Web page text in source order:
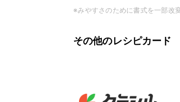
※みやすさのために書式を一部改
その他のレシピカード